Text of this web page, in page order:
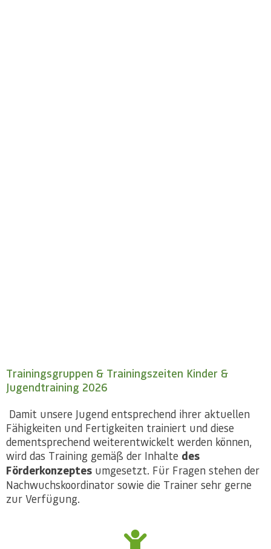
Trainingsgruppen & Trainingszeiten Kinder &
Jugendtraining 2026
Damit unsere Jugend entsprechend ihrer aktuellen
Fähigkeiten und Fertigkeiten trainiert und diese
dementsprechend weiterentwickelt werden können,
wird das Training gemäß der Inhalte des
Förderkonzeptes umgesetzt. Für Fragen stehen der
Nachwuchskoordinator sowie die Trainer sehr gerne
zur Verfügung.